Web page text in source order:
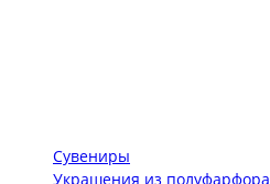
Сувениры
Украшения из полуфарфора